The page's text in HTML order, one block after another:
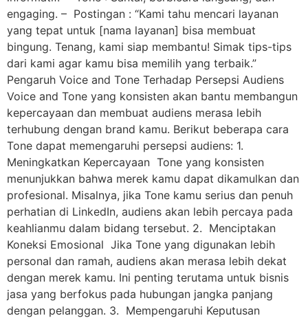
engaging. – Postingan : “Kami tahu mencari layanan
yang tepat untuk [nama layanan] bisa membuat
bingung. Tenang, kami siap membantu! Simak tips-tips
dari kami agar kamu bisa memilih yang terbaik.”
Pengaruh Voice and Tone Terhadap Persepsi Audiens
Voice and Tone yang konsisten akan bantu membangun
kepercayaan dan membuat audiens merasa lebih
terhubung dengan brand kamu. Berikut beberapa cara
Tone dapat memengaruhi persepsi audiens: 1.
Meningkatkan Kepercayaan Tone yang konsisten
menunjukkan bahwa merek kamu dapat dikamulkan dan
profesional. Misalnya, jika Tone kamu serius dan penuh
perhatian di LinkedIn, audiens akan lebih percaya pada
keahlianmu dalam bidang tersebut. 2. Menciptakan
Koneksi Emosional Jika Tone yang digunakan lebih
personal dan ramah, audiens akan merasa lebih dekat
dengan merek kamu. Ini penting terutama untuk bisnis
jasa yang berfokus pada hubungan jangka panjang
dengan pelanggan. 3. Mempengaruhi Keputusan